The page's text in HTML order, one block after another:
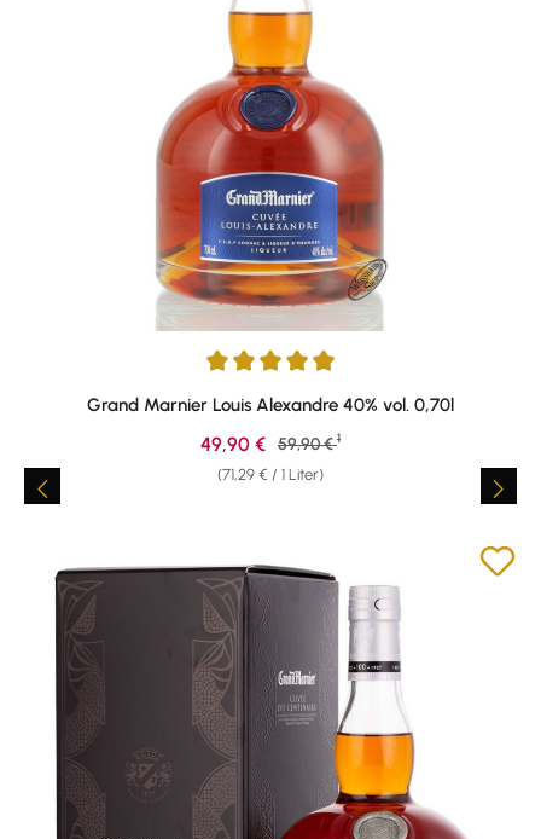
Durchschnittliche Bewertung von 4.92 von 5 Sternen
Grand Marnier Louis Alexandre 40% vol. 0,70l
(71,29 € / 1 Liter)
Verkaufspreis:
49,90 € Regulärer Preis:
59,90 € 1